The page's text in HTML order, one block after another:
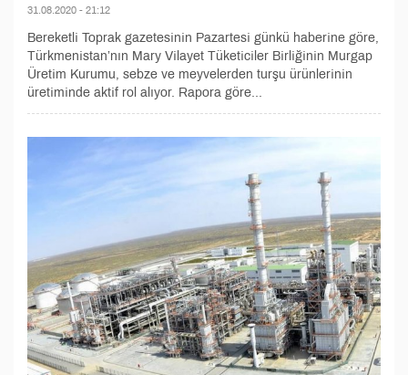
31.08.2020 - 21:12
Bereketli Toprak gazetesinin Pazartesi günkü haberine göre,
Türkmenistan’nın Mary Vilayet Tüketiciler Birliğinin Murgap
Üretim Kurumu, sebze ve meyvelerden turşu ürünlerinin
üretiminde aktif rol alıyor. Rapora göre...